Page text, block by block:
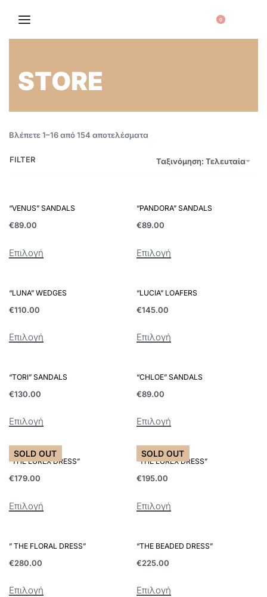
0
STORE
Βλέπετε 1–16 από 154 αποτελέσματα
Ταξινόμηση: Τελευταία
FILTER
“VENUS” SANDALS
€89.00
Επιλογή
“PANDORA” SANDALS
€89.00
Επιλογή
“LUNA” WEDGES
€110.00
Επιλογή
“LUCIA” LOAFERS
€145.00
Επιλογή
“TORI” SANDALS
€130.00
Επιλογή
“CHLOE” SANDALS
€89.00
Επιλογή
SOLD OUT
“THE LUREX DRESS”
€179.00
Επιλογή
SOLD OUT
“THE LUREX DRESS”
€195.00
Επιλογή
” THE FLORAL DRESS”
€280.00
Επιλογή
“THE BEADED DRESS”
€225.00
Επιλογή